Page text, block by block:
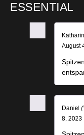
ESSENTIAL
August
Daniel
8, 2023